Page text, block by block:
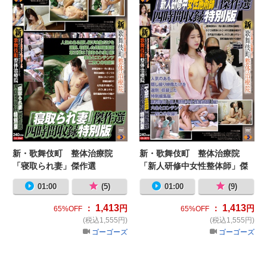
新・歌舞伎町 整体治療院
「寝取られ妻」傑作選
01:00 (5)
65%OFF ： 1,413円
(税込1,555円)
ゴーゴーズ
新・歌舞伎町 整体治療院
「新人研修中女性整体師」傑
作選
01:00 (9)
65%OFF： 1,413円
(税込1,555円)
ゴーゴーズ